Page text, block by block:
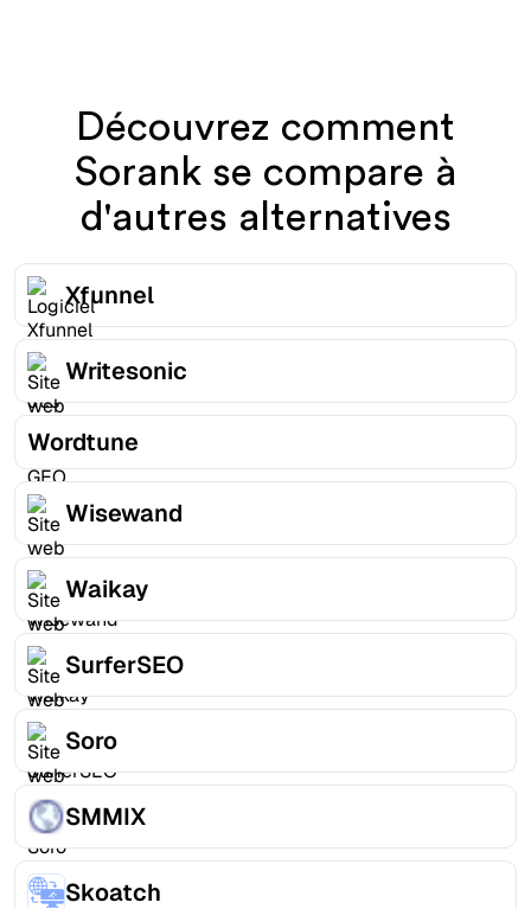
Découvrez comment
Sorank se compare à
d'autres alternatives
Xfunnel
Writesonic
Wordtune
Wisewand
Waikay
SurferSEO
Soro
SMMIX
Skoatch